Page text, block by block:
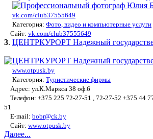
vk.com/club37555649
Категория: Фото, видео и компьютерные услуги
Сайт: vk.com/club37555649
3. ЦЕНТРКУРОРТ Надежный
www.otpusk.by
Категория: Туристические фирмы
Адрес: ул.К.Маркса 38 оф.6
Телефон: +375 225 72-27-51 , 72-27-52 +375 44
51
E-mail: bobr@ck.by
Сайт: www.otpusk.by
Далее...